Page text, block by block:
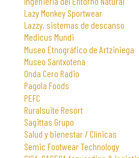
Lazy Monkey Sportwear
Lazzy, sistemas de descanso
Medicus Mundi
Museo Etnográfico de Artziniega
Museo Santxotena
Onda Cero Radio
Pagola Foods
PEFC
Ruralsuite Resort
Sagittas Grupo
Salud y bienestar / Clínicas
Semic Footwear Technology